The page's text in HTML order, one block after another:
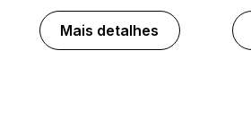
Mais detalhes